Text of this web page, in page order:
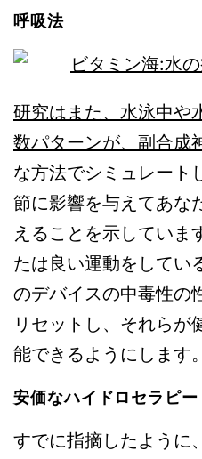
呼吸法
研究はまた、水泳中や
数パターンが、副合成
な方法でシミュレート
節に影響を与えてあな
えることを示していま
たは良い運動をしてい
のデバイスの中毒性の
リセットし、それらが
能できるようにします。
安価なハイドロセラピー
すでに指摘したように